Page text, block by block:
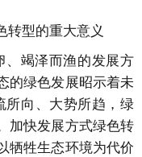
转型的重大意义
、竭泽而渔的发展方
的绿色发展昭示着未
所向、大势所趋，绿
加快发展方式绿色转
牺牲生态环境为代价